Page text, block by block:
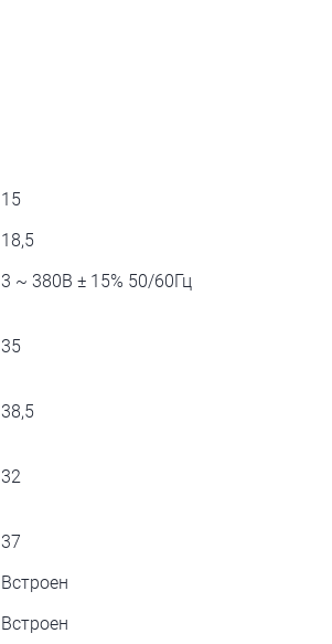
15
18,5
3 ~ 380В ± 15% 50/60Гц
35
38,5
32
37
Встроен
Встроен